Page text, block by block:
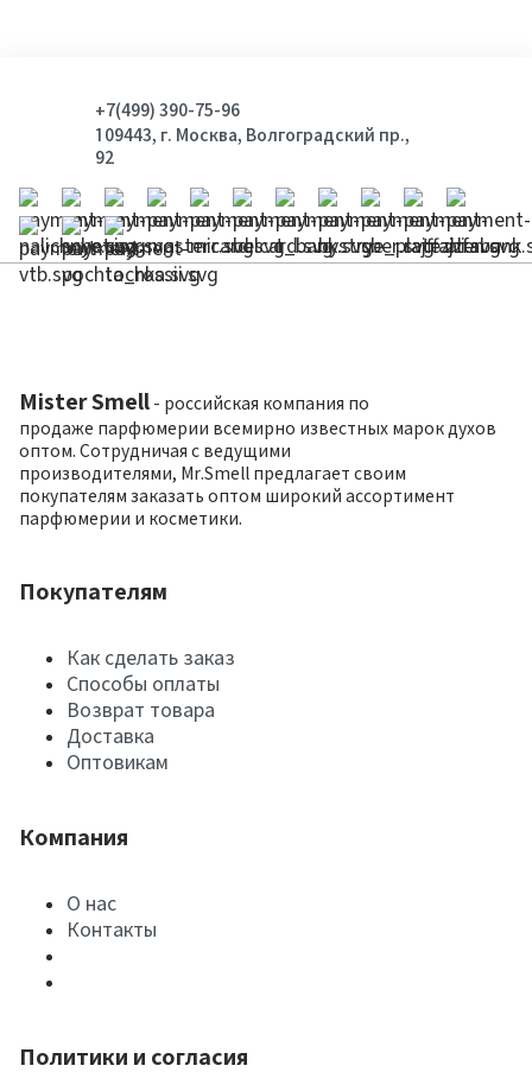
+7(499) 390-75-96
109443, г. Москва, Волгоградский пр.,
92
Mister Smell - российская компания по
продаже парфюмерии всемирно известных марок духов
оптом. Сотрудничая с ведущими
производителями, Mr.Smell предлагает своим
покупателям заказать оптом широкий ассортимент
парфюмерии и косметики.
Покупателям
Как сделать заказ
Способы оплаты
Возврат товара
Доставка
Оптовикам
Компания
О нас
Контакты
Политики и согласия